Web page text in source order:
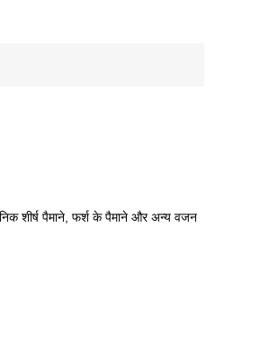
शीर्ष पैमाने, फर्श के पैमाने और अन्य वजन